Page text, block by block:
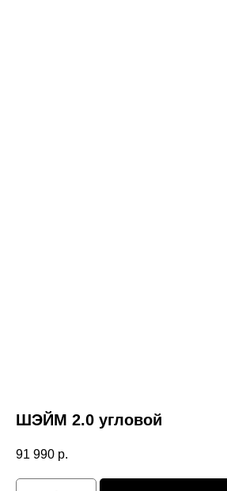
ШЭЙМ 2.0 угловой
91 990 р.